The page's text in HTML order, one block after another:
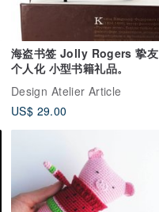
海盗书签 Jolly Rogers 挚友
个人化 小型书籍礼品。
Design Atelier Article
US$ 29.00